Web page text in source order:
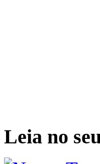
Leia no